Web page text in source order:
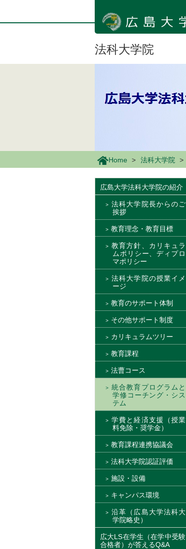
ン
法科大学院
Home 法科大学院
広島大学法科大学院の紹介
法科大学院長からのご
挨拶
教育理念・教育目標
教育方針、カリキュラ
ムポリシー、ディプロ
マポリシー
法科大学院の授業イメ
ージ
教育のサポート体制
その他サポート制度
カリキュラムツリー
教育課程
法曹コース
統合教育プログラムと
学修コーチング・シス
テム
学費と経済支援（授業
料免除・奨学金）
教育課程連携協議会
法科大学院認証評価
施設・設備
キャンパス環境
沿革（広島大学法科大
学院略史）
広大LS在学生（在学中受験
合格者）が答えるQ&A